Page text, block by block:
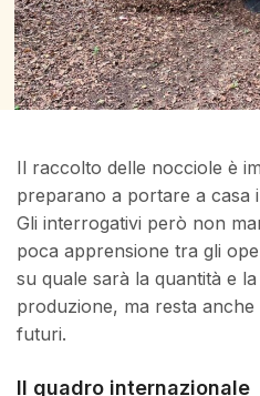
Il raccolto delle nocciole è
preparano a portare a casa
Gli interrogativi però non
poca apprensione tra gli
su quale sarà la quantità e
produzione, ma resta anche
futuri.
Il quadro internazionale